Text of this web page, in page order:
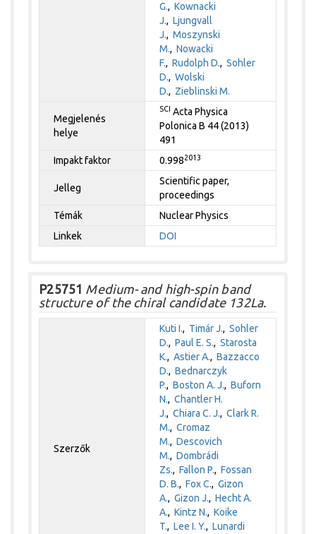
G.,Kownacki
J.,Ljungvall
J.,Moszynski
M.,Nowacki
F.,Rudolph D.,Sohler
D.,Wolski
D., Zieblinski M.
Megjelenés
helye
SCI Acta Physica
Polonica B 44 (2013)
491
Impakt faktor
0.9982013
Jelleg
Scientific paper,
proceedings
Témák
Nuclear Physics
Linkek
DOI
P25751 Medium- and high-spin band
structure of the chiral candidate 132La.
Szerzők
Kuti I., Timár J.,Sohler
D.,Paul E. S.,Starosta
K.,Astier A.,Bazzacco
D.,Bednarczyk
P.,Boston A. J.,Buforn
N.,Chantler H.
J.,Chiara C. J.,Clark R.
M.,Cromaz
M.,Descovich
M.,Dombrádi
Zs.,Fallon P.,Fossan
D. B.,Fox C.,Gizon
A.,Gizon J.,Hecht A.
A.,Kintz N.,Koike
T.,Lee I. Y.,Lunardi